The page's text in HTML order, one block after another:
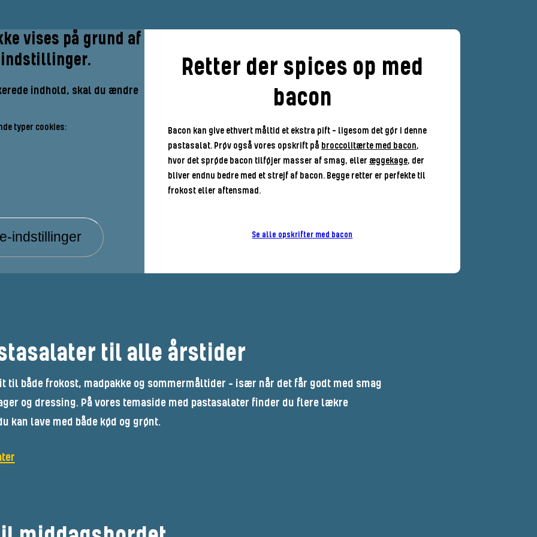
vises på grund af
indhold, skal du ændre
typer cookies:
indstillinger
Retter der spices op med
bacon
Bacon kan give ethvert måltid et ekstra pift – ligesom det gør i denne
pastasalat. Prøv også vores opskrift på broccolitærte med bacon,
hvor det sprøde bacon tilføjer masser af smag, eller æggekage, der
bliver endnu bedre med et strejf af bacon. Begge retter er perfekte til
frokost eller aftensmad.
Se alle opskrifter med bacon
til alle årstider
til både frokost, madpakke og sommermåltider – især når det får godt med smag
og dressing. På vores temaside med pastasalater finder du flere lækre
kan lave med både kød og grønt.